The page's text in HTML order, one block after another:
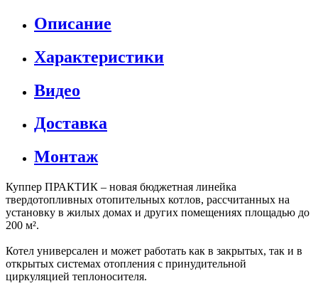
Описание
Характеристики
Видео
Доставка
Монтаж
Куппер ПРАКТИК – новая бюджетная линейка
твердотопливных отопительных котлов, рассчитанных на
установку в жилых домах и других помещениях площадью до
200 м².
Котел универсален и может работать как в закрытых, так и в
открытых системах отопления с принудительной
циркуляцией теплоносителя.